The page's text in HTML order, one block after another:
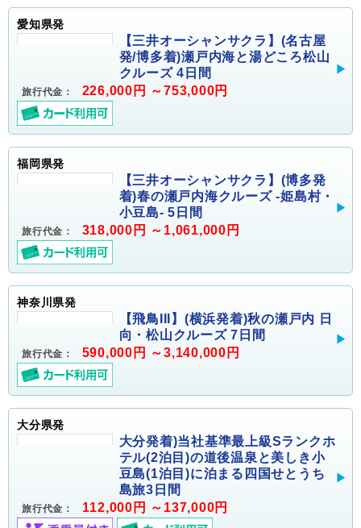
愛知県発
【三井オーシャンサクラ】(名古屋
発/博多着)瀬戸内海と湯どころ松山
クルーズ 4日間
旅行代金： 226,000円 ～753,000円
福岡県発
【三井オーシャンサクラ】(博多発
着)春の瀬戸内海クルーズ -姫島村・
小豆島- 5日間
旅行代金： 318,000円 ～1,061,000円
神奈川県発
【飛鳥III】(横浜発着)秋の瀬戸内 日
向・松山クルーズ 7日間
旅行代金： 590,000円 ～3,140,000円
大分県発
大分発着)当社基準最上級Sランクホ
テル(2泊目)の道後温泉と美しき小
豆島(1泊目)に泊まる四国せとうち
島旅3日間
旅行代金： 112,000円 ～137,000円